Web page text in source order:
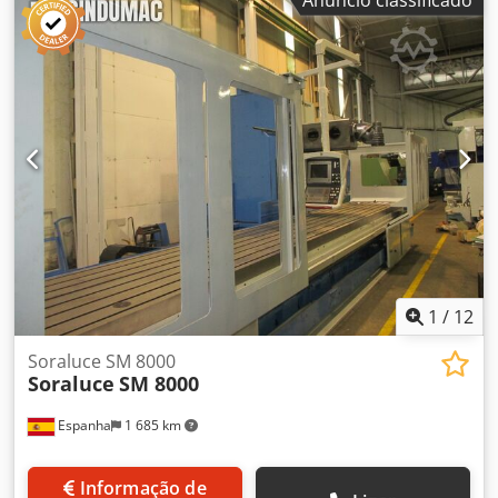
mm/min Avanço de trabalho 5000 mm/min Dimensão da
mesa - longitudinal 3860 mm Dimensão da mesa -
transversal 1000 mm Comando HEIDENHAIN TNCi530
Chjdoykvayopfx Aqgja Peso da máquina aprox. 24 t
Dimensão da área necessária aprox. 8000 x 5000 x 4000
mm Este SORALUCE está em boas condições e 100%
funcional. A máquina pode ser inspecionada sob energia,
mediante acordo com o vendedor.
1 / 12
Espanha 1 685 km
Soraluce SM 8000
Soraluce SM 8000